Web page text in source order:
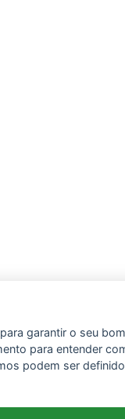
garantir o seu
para entender
podem ser